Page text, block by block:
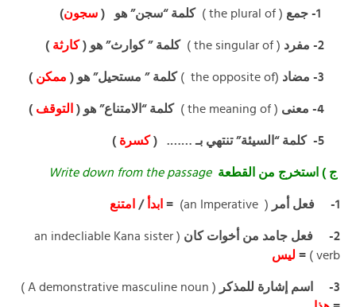
( the plural of ) كلمة “سجن” هو ( سجون)
( the singular of ) كلمة ” كوارث” هو ( كارثة )
(the opposite of ) كلمة ” مستحيل” هو ( ممكن )
( the meaning of ) كلمة “الامتناع” هو ( التوقف )
كسرة )
ج ) استخرج من القطعةWrite down from the passage
1- فعل أمر ( an Imperative)
= ابدأ / امتنع
2- فعل جامد من أخوات كان
( an indecliable Kana sister
verb )
= ليس
3- اسم إشارة للمذكر ( A demonstrative masculine noun )